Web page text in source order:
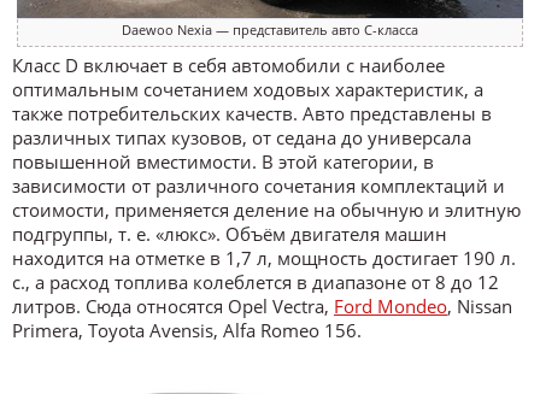
Daewoo Nexia — представитель авто C-класса
Класс D включает в себя автомобили с наиболее
оптимальным сочетанием ходовых характеристик, а
также потребительских качеств. Авто представлены в
различных типах кузовов, от седана до универсала
повышенной вместимости. В этой категории, в
зависимости от различного сочетания комплектаций и
стоимости, применяется деление на обычную и элитную
подгруппы, т. е. «люкс». Объём двигателя машин
находится на отметке в 1,7 л, мощность достигает 190 л.
с., а расход топлива колеблется в диапазоне от 8 до 12
литров. Сюда относятся Opel Vectra, Ford Mondeo, Nissan
Primera, Toyota Avensis, Alfa Romeo 156.